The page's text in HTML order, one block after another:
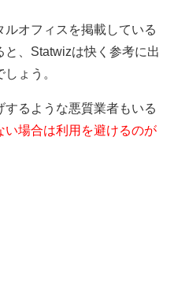
オフィスを掲載している
、Statwizは快く参考に出
ょう。
るような悪質業者もいる
い場合は利用を避けるのが